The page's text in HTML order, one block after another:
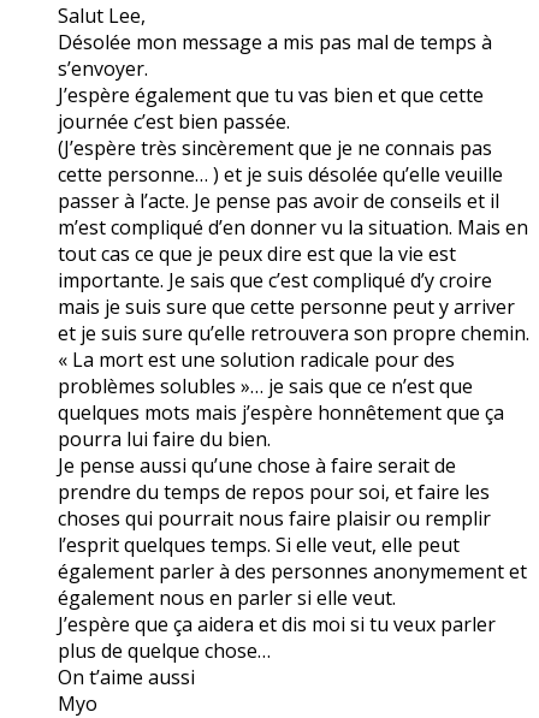
Salut Lee,
Désolée mon message a mis pas mal de temps à
s’envoyer.
J’espère également que tu vas bien et que cette
journée c’est bien passée.
(J’espère très sincèrement que je ne connais pas
cette personne… ) et je suis désolée qu’elle veuille
passer à l’acte. Je pense pas avoir de conseils et il
m’est compliqué d’en donner vu la situation. Mais en
tout cas ce que je peux dire est que la vie est
importante. Je sais que c’est compliqué d’y croire
mais je suis sure que cette personne peut y arriver
et je suis sure qu’elle retrouvera son propre chemin.
« La mort est une solution radicale pour des
problèmes solubles »… je sais que ce n’est que
quelques mots mais j’espère honnêtement que ça
pourra lui faire du bien.
Je pense aussi qu’une chose à faire serait de
prendre du temps de repos pour soi, et faire les
choses qui pourrait nous faire plaisir ou remplir
l’esprit quelques temps. Si elle veut, elle peut
également parler à des personnes anonymement et
également nous en parler si elle veut.
J’espère que ça aidera et dis moi si tu veux parler
plus de quelque chose…
On t’aime aussi
Myo